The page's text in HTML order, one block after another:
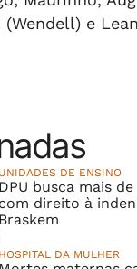
(Wendell) e
UNIDADES DE ENSINO
DPU busca mais
com direito à
Braskem
HOSPITAL DA MULHER